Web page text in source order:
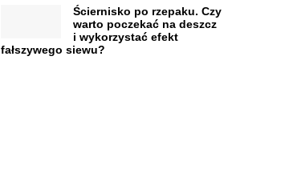
Ściernisko po rzepaku. Czy
warto poczekać na deszcz
i wykorzystać efekt
fałszywego siewu?